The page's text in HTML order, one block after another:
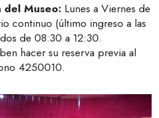
Museo: Lunes a Viernes de
continuo (último ingreso a las
de 08:30 a 12:30.
hacer su reserva previa al
4250010.